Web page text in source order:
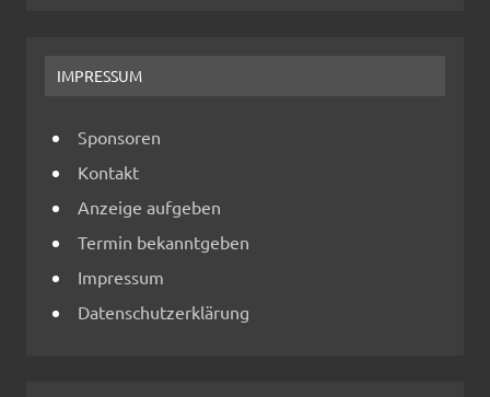
IMPRESSUM
Sponsoren
Kontakt
Anzeige aufgeben
Termin bekanntgeben
Impressum
Datenschutzerklärung